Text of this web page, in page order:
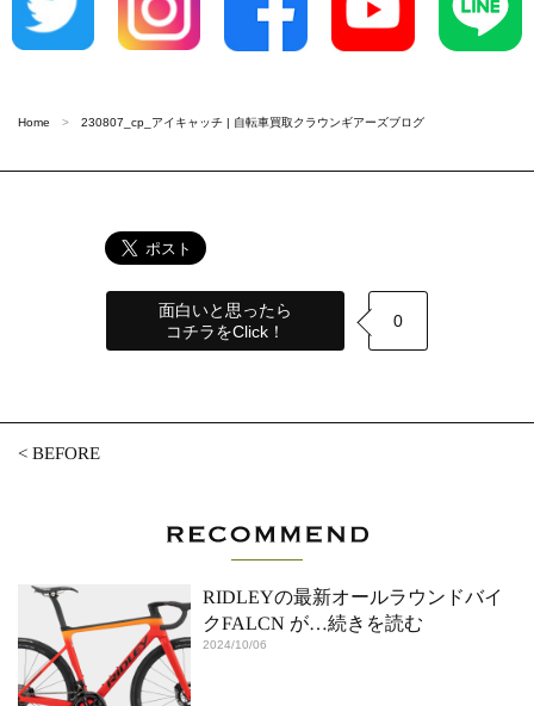
Home 230807_cp_アイキャッチ | 自転車買取クラウンギアーズブログ
面白いと思ったら
コチラをClick！
0
<BEFORE
RIDLEYの最新オールラウンドバイ
クFALCN が…続きを読む
2024/10/06